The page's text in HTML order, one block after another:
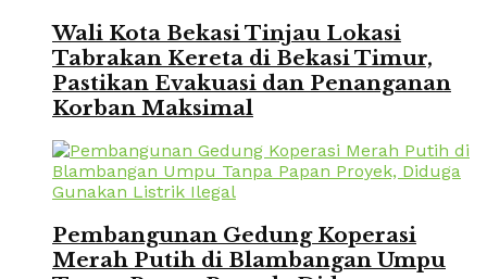
Wali Kota Bekasi Tinjau Lokasi
Tabrakan Kereta di Bekasi Timur,
Pastikan Evakuasi dan Penanganan
Korban Maksimal
Pembangunan Gedung Koperasi
Merah Putih di Blambangan Umpu